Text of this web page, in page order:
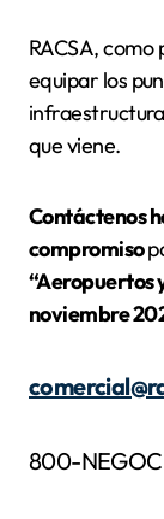
RACSA,
equipar los
que viene.
Contáctenos
compromiso
“Aeropuertos
noviembre
800-